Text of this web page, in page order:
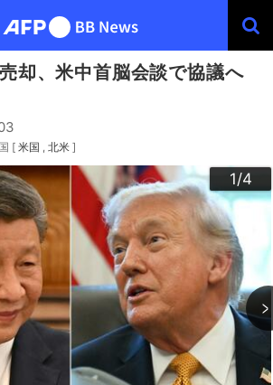
却、米中首脳会談で協議へ
[ 米国 北米 ]
1/4
2/4
3/4
4/4